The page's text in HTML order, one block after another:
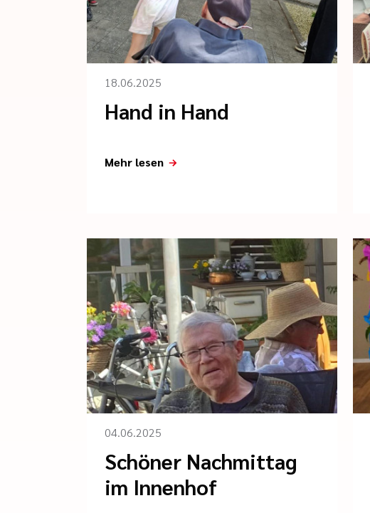
18.06.2025
Hand in Hand
Mehr lesen
04.06.2025
Schöner Nachmittag
im Innenhof